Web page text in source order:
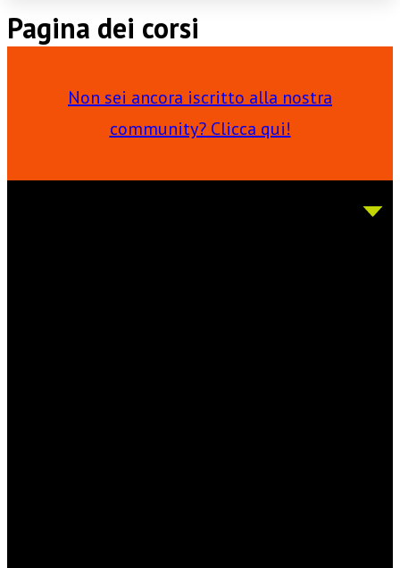
Pagina dei corsi
Non sei ancora iscritto alla nostra
community? Clicca qui!